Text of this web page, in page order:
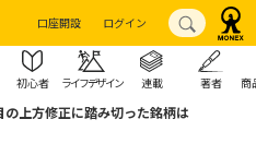
口座開設 ログイン
初心者 ライフデザイン 連載 著者 商
の上方修正に踏み切った銘柄は